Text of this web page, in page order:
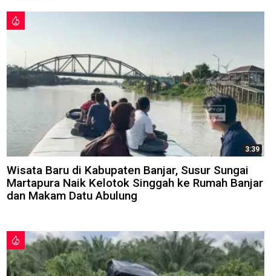
3:39
Wisata Baru di Kabupaten Banjar, Susur Sungai
Martapura Naik Kelotok Singgah ke Rumah Banjar
dan Makam Datu Abulung